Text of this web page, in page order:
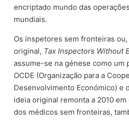
encriptado mundo das
mundiais.
Os inspetores sem fronteiras
original, Tax Inspectors Without
assume-se na génese como um
OCDE (Organização para a
Desenvolvimento Económico) e
ideia original remonta a 2010
dos médicos sem fronteiras,